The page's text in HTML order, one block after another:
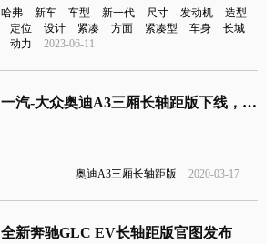
哈弗 新车 车型 新一代 尺寸 发动机
造型
定位
设计 紧凑 方面 紧凑型 车身
长城
动力
2023-06-11
一汽-大众奥迪A3三厢长轴距版下线，将2020年内上市
奥迪A3三厢长轴距版 2020-03-17
全新奔驰GLC EV长轴距版官图发布